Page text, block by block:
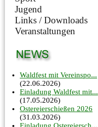
Jugend
Links / Downloads
Veranstaltungen
Waldfest mit Vereinspo...
(22.06.2026)
Einladung Waldfest mit...
(17.05.2026)
Ostereierschießen 2026
(31.03.2026)